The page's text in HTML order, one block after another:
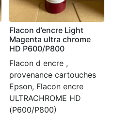
Flacon d’encre Light
Magenta ultra chrome
HD P600/P800
Flacon d encre ,
provenance cartouches
Epson, Flacon encre
ULTRACHROME HD
(P600/P800)